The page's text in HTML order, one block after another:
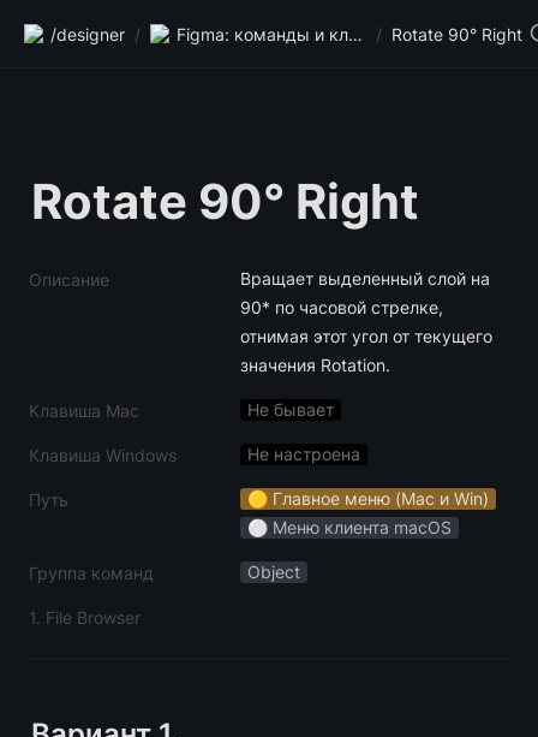
/designer / Figma: команды и клавиши / Rotate 90° Right
Rotate 90° Right
Описание
Вращает выделенный слой на
90* по часовой стрелке,
отнимая этот угол от текущего
значения Rotation.
Клавиша Mac Не бывает
Клавиша Windows Не настроена
Путь
🟡 Главное меню (Mac и Win)
⚪️ Меню клиента macOS
Группа команд Object
1. File Browser